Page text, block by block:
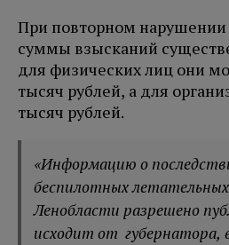
При повторном нарушении
суммы взысканий
для физических лиц они
тысяч рублей, а для
тысяч рублей.
«Информацию о
беспилотных
Ленобласти разрешено
исходит от губернатора,